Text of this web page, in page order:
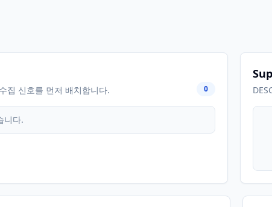
집 신호를 먼저 배치합니다. 0
니다.